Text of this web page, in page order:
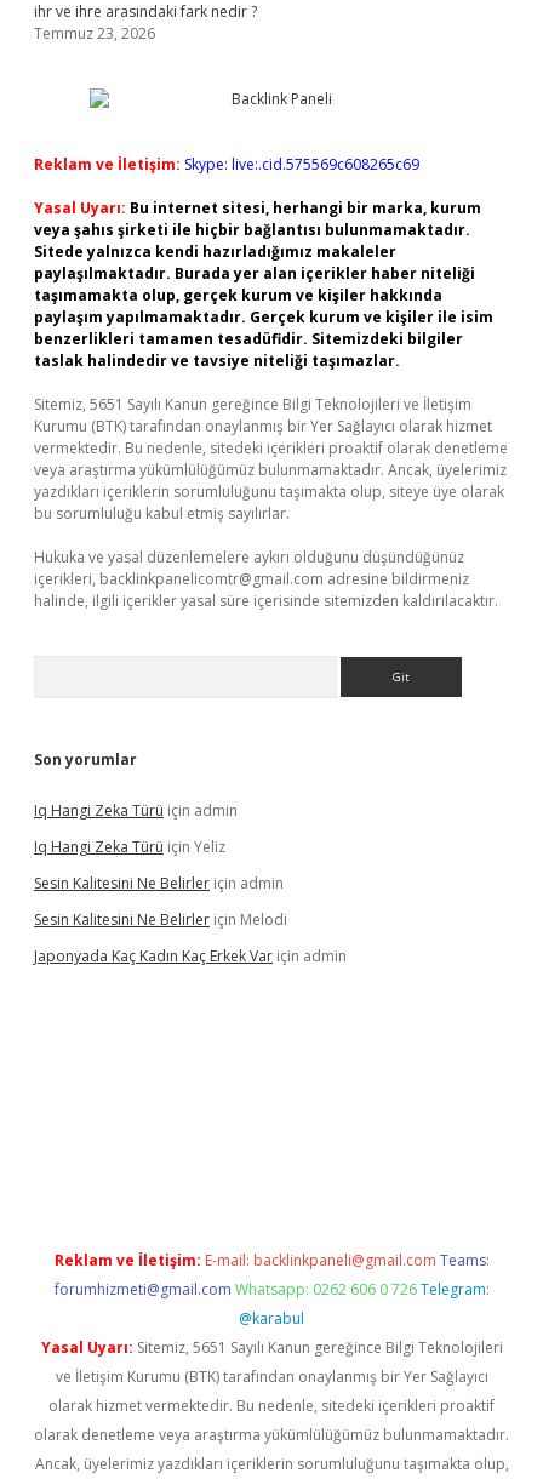
ihr ve ihre arasındaki fark nedir ?
Temmuz 23, 2026
Reklam ve İletişim: Skype: live:.cid.575569c608265c69
Yasal Uyarı: Bu internet sitesi, herhangi bir marka, kurum
veya şahıs şirketi ile hiçbir bağlantısı bulunmamaktadır.
Sitede yalnızca kendi hazırladığımız makaleler
paylaşılmaktadır. Burada yer alan içerikler haber niteliği
taşımamakta olup, gerçek kurum ve kişiler hakkında
paylaşım yapılmamaktadır. Gerçek kurum ve kişiler ile isim
benzerlikleri tamamen tesadüfidir. Sitemizdeki bilgiler
taslak halindedir ve tavsiye niteliği taşımazlar.
Sitemiz, 5651 Sayılı Kanun gereğince Bilgi Teknolojileri ve İletişim
Kurumu (BTK) tarafından onaylanmış bir Yer Sağlayıcı olarak hizmet
vermektedir. Bu nedenle, sitedeki içerikleri proaktif olarak denetleme
veya araştırma yükümlülüğümüz bulunmamaktadır. Ancak, üyelerimiz
yazdıkları içeriklerin sorumluluğunu taşımakta olup, siteye üye olarak
bu sorumluluğu kabul etmiş sayılırlar.
Hukuka ve yasal düzenlemelere aykırı olduğunu düşündüğünüz
içerikleri, backlinkpanelicomtr@gmail.com adresine bildirmeniz
halinde, ilgili içerikler yasal süre içerisinde sitemizden kaldırılacaktır.
Son yorumlar
Iq Hangi Zeka Türü için admin
Iq Hangi Zeka Türü için Yeliz
Sesin Kalitesini Ne Belirler için admin
Sesin Kalitesini Ne Belirler için Melodi
Japonyada Kaç Kadın Kaç Erkek Var için admin
Reklam ve İletişim: E-mail: backlinkpaneli@gmail.com Teams:
forumhizmeti@gmail.com Whatsapp: 0262 606 0 726 Telegram:
@karabul
Yasal Uyarı: Sitemiz, 5651 Sayılı Kanun gereğince Bilgi Teknolojileri
ve İletişim Kurumu (BTK) tarafından onaylanmış bir Yer Sağlayıcı
olarak hizmet vermektedir. Bu nedenle, sitedeki içerikleri proaktif
olarak denetleme veya araştırma yükümlülüğümüz bulunmamaktadır.
Ancak, üyelerimiz yazdıkları içeriklerin sorumluluğunu taşımakta olup,